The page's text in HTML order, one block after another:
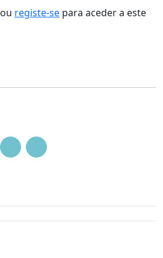
ou registe-se para aceder a este